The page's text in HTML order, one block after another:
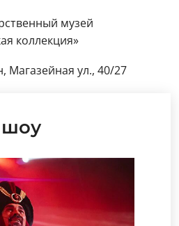
музей
коллекция»
Магазейная ул., 40/27